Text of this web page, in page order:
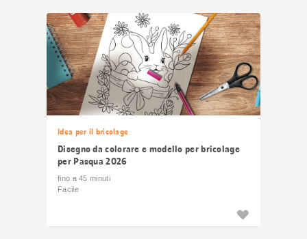
Idea per il bricolage
Disegno da colorare e modello per bricolage
per Pasqua 2026
fino a 45 minuti
Facile